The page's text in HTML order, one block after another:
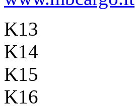
K13
K14
K15
K16